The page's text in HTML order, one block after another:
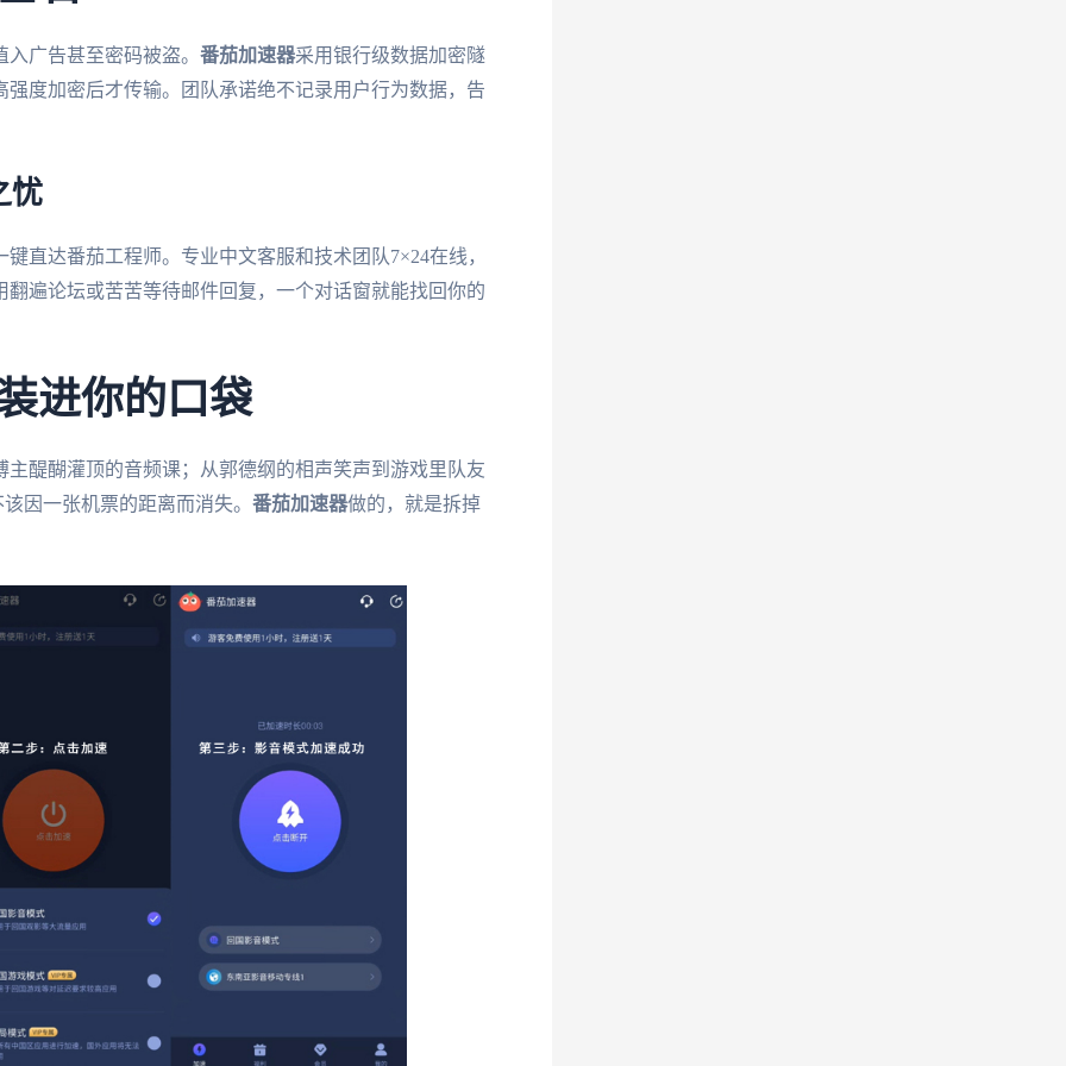
广告甚至密码被盗。 番茄加速器采用银行级数据加密隧
度加密后才传输。团队承诺绝不记录用户行为数据，告
忧
直达番茄工程师。专业中文客服和技术团队7×24在线，
遍论坛或苦苦等待邮件回复，一个对话窗就能找回你的
进你的口袋
醍醐灌顶的音频课；从郭德纲的相声笑声到游戏里队友
因一张机票的距离而消失。 番茄加速器做的，就是拆掉